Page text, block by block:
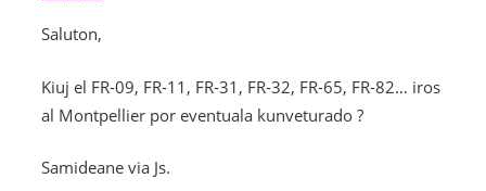
Saluton,
Kiuj el FR-09, FR-11, FR-31, FR-32, FR-65, FR-82… iros
al Montpellier por eventuala kunveturado ?
Samideane via Js.